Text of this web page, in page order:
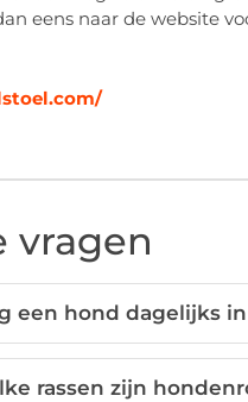
eens naar de website
vragen
een hond dagelijks
rassen zijn